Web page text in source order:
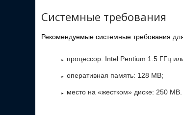
Системные требования
Рекомендуемые системные требования
процессор: Intel Pentium 1.5 ГГц
оперативная память: 128 MB;
место на «жестком» диске: 250 MB.